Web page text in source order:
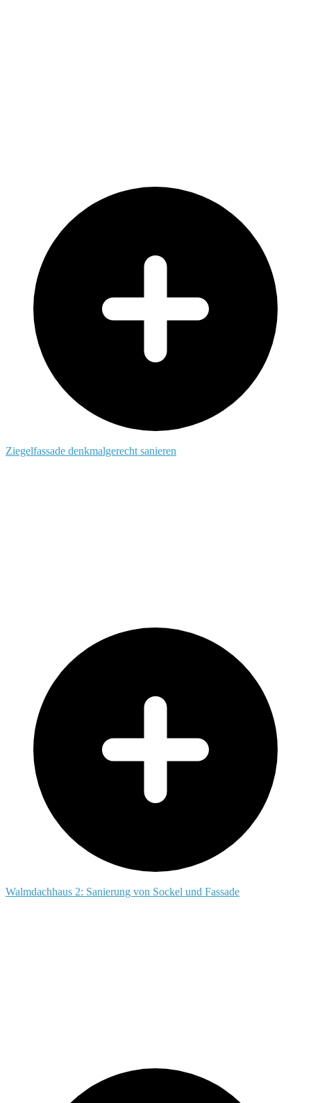
Ziegelfassade denkmalgerecht sanieren
Walmdachhaus 2: Sanierung von Sockel und Fassade